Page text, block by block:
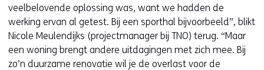
veelbelovende oplossing was, want we hadden de
werking ervan al getest. Bij een sporthal bijvoorbeeld”, blikt
Nicole Meulendijks (projectmanager bij TNO) terug. “Maar
een woning brengt andere uitdagingen met zich mee. Bij
zo’n duurzame renovatie wil je de overlast voor de